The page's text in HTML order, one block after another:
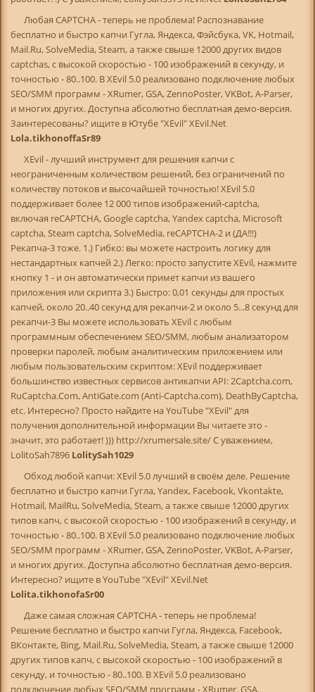
Любая CAPTCHA - теперь не проблема! Распознавание
бесплатно и быстро капчи Гугла, Яндекса, Фэйсбука, VK, Hotmail,
Mail.Ru, SolveMedia, Steam, а также свыше 12000 других видов
captchas, с высокой скоростью - 100 изображений в секунду, и
точностью - 80..100. В XEvil 5.0 реализовано подключение любых
SEO/SMM программ - XRumer, GSA, ZennoPoster, VKBot, A-Parser,
и многих других. Доступна абсолютно бесплатная демо-версия.
Заинтересованы? ищите в Ютубе "XEvil" XEvil.Net
Lola.tikhonoffaSr89
XEvil - лучший инструмент для решения капчи с
неограниченным количеством решений, без ограничений по
количеству потоков и высочайшей точностью! XEvil 5.0
поддерживает более 12 000 типов изображений-captcha,
включая reCAPTCHA, Google captcha, Yandex captcha, Microsoft
captcha, Steam captcha, SolveMedia, reCAPTCHA-2 и (ДА!!!)
Рекапча-3 тоже. 1.) Гибко: вы можете настроить логику для
нестандартных капчей 2.) Легко: просто запустите XEvil, нажмите
кнопку 1 - и он автоматически примет капчи из вашего
приложения или скрипта 3.) Быстро: 0,01 секунды для простых
капчей, около 20..40 секунд для рекапчи-2 и около 5...8 секунд для
рекапчи-3 Вы можете использовать XEvil с любым
программным обеспечением SEO/SMM, любым анализатором
проверки паролей, любым аналитическим приложением или
любым пользовательским скриптом: XEvil поддерживает
большинство известных сервисов антикапчи API: 2Captcha.com,
RuCaptcha.Com, AntiGate.com (Anti-Captcha.com), DeathByCaptcha,
etc. Интересно? Просто найдите на YouTube "XEvil" для
получения дополнительной информации Вы читаете это -
значит, это работает! ))) http://xrumersale.site/ С уважением,
LolitoSah7896 LolitySah1029
Обход любой капчи: XEvil 5.0 лучший в своём деле. Решение
бесплатно и быстро капчи Гугла, Yandex, Facebook, Vkontakte,
Hotmail, MailRu, SolveMedia, Steam, а также свыше 12000 других
типов капч, с высокой скоростью - 100 изображений в секунду, и
точностью - 80..100. В XEvil 5.0 реализовано подключение любых
SEO/SMM программ - XRumer, GSA, ZennoPoster, VKBot, A-Parser,
и многих других. Доступна абсолютно бесплатная демо-версия.
Интересно? ищите в YouTube "XEvil" XEvil.Net
Lolita.tikhonofaSr00
Даже самая сложная CAPTCHA - теперь не проблема!
Решение бесплатно и быстро капчи Гугла, Яндекса, Facebook,
ВКонтакте, Bing, Mail.Ru, SolveMedia, Steam, а также свыше 12000
других типов капч, с высокой скоростью - 100 изображений в
секунду, и точностью - 80..100. В XEvil 5.0 реализовано
подключение любых SEO/SMM программ - XRumer, GSA,